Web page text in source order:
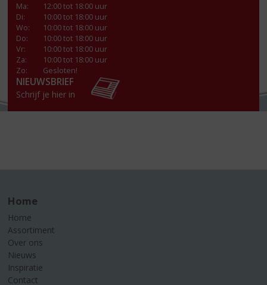
Ma:
12:00 tot 18:00 uur
Di:
10:00 tot 18:00 uur
Wo:
10:00 tot 18:00 uur
Do:
10:00 tot 18:00 uur
Vr:
10:00 tot 18:00 uur
Za:
10:00 tot 18:00 uur
Zo:
Gesloten!
NIEUWSBRIEF
Schrijf je hier in
Home
Home
Assortiment
Over ons
Nieuws
Inspiratie
Contact